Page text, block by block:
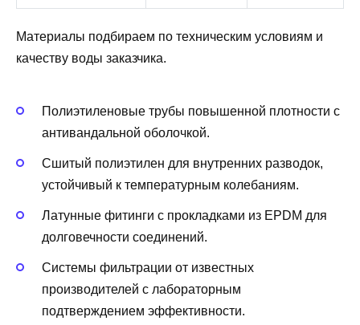
Материалы подбираем по техническим условиям и
качеству воды заказчика.
Полиэтиленовые трубы повышенной плотности с
антивандальной оболочкой.
Сшитый полиэтилен для внутренних разводок,
устойчивый к температурным колебаниям.
Латунные фитинги с прокладками из EPDM для
долговечности соединений.
Системы фильтрации от известных
производителей с лабораторным
подтверждением эффективности.